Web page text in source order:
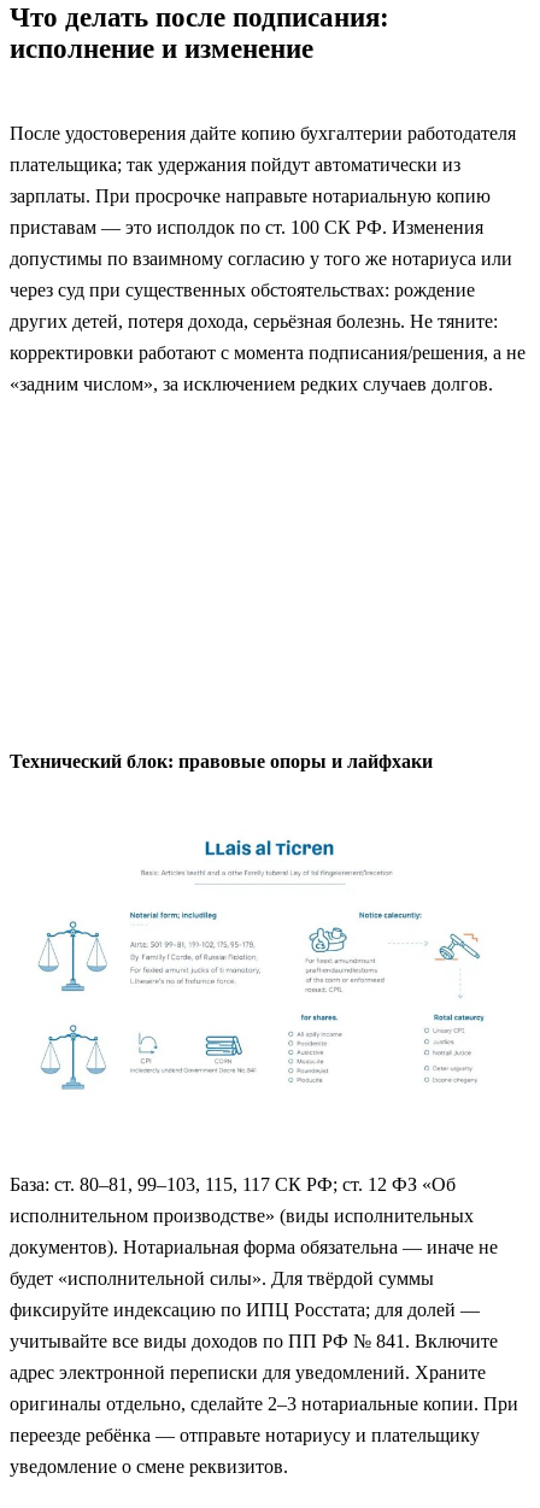
Что делать после подписания:
исполнение и изменение
После удостоверения дайте копию бухгалтерии работодателя
плательщика; так удержания пойдут автоматически из
зарплаты. При просрочке направьте нотариальную копию
приставам — это исполдок по ст. 100 СК РФ. Изменения
допустимы по взаимному согласию у того же нотариуса или
через суд при существенных обстоятельствах: рождение
других детей, потеря дохода, серьёзная болезнь. Не тяните:
корректировки работают с момента подписания/решения, а не
«задним числом», за исключением редких случаев долгов.
Технический блок: правовые опоры и лайфхаки
База: ст. 80–81, 99–103, 115, 117 СК РФ; ст. 12 ФЗ «Об
исполнительном производстве» (виды исполнительных
документов). Нотариальная форма обязательна — иначе не
будет «исполнительной силы». Для твёрдой суммы
фиксируйте индексацию по ИПЦ Росстата; для долей —
учитывайте все виды доходов по ПП РФ № 841. Включите
адрес электронной переписки для уведомлений. Храните
оригиналы отдельно, сделайте 2–3 нотариальные копии. При
переезде ребёнка — отправьте нотариусу и плательщику
уведомление о смене реквизитов.